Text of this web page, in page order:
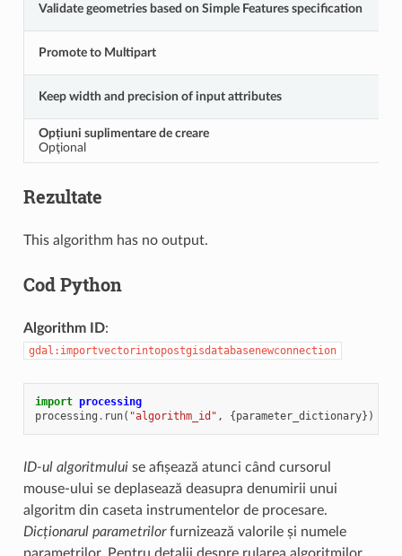
Validate geometries based on Simple Features specification
Promote to Multipart
Keep width and precision of input attributes
Opțiuni suplimentare de creare
Opţional
Rezultate
This algorithm has no output.
Cod Python
Algorithm ID:
gdal:importvectorintopostgisdatabasenewconnection
import processing
processing . run( "algorithm_id" , {parameter_dictionary})
ID-ul algoritmuluise afișează atunci când cursorul
mouse-ului se deplasează deasupra denumirii unui
algoritm din caseta instrumentelor de procesare.
Dicționarul parametrilorfurnizează valorile și numele